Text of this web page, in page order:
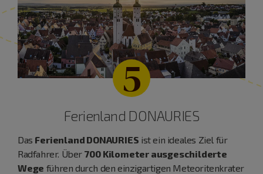
5
Ferienland DONAURIES
Das Ferienland DONAURIES ist ein ideales Ziel für
Radfahrer. Über 700 Kilometer ausgeschilderte
Wege führen durch den einzigartigen Meteoritenkrater